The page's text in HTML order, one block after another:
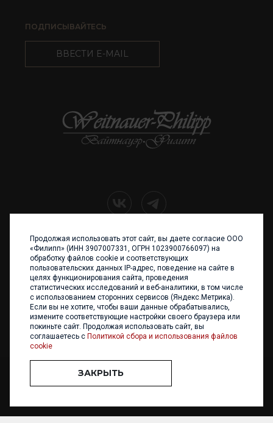
ПОДПИСЫВАЙТЕСЬ
ВВЕСТИ E-MAIL
+7 (4012) 960 898
236017 Калининград,
ул. Каштановая аллея, 47
Телефон: +7 4012 960 898,
+7 4012 960 856
Написать нам
ООО «ФИЛИПП» © 2013 - 2026. Все права защищены
Разработка и
Продолжая использовать этот сайт, вы даете согласие ООО
«Филипп» (ИНН 3907007331, ОГРН 1023900766097) на
обработку файлов cookie и соответствующих
пользовательских данных IP-адрес, поведение на сайте в
целях функционирования сайта, проведения
статистических исследований и веб-аналитики, в том числе
с использованием сторонних сервисов (Яндекс.Метрика).
Если вы не хотите, чтобы ваши данные обрабатывались,
измените соответствующие настройки своего браузера или
покиньте сайт. Продолжая использовать сайт, вы
соглашаетесь с Политикой сбора и использования файлов
cookie
ЗАКРЫТЬ